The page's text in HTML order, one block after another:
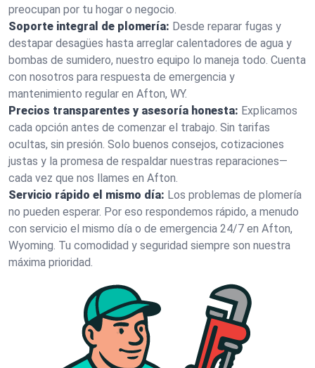
preocupan por tu hogar o negocio.
Soporte integral de plomería: Desde reparar fugas y
destapar desagües hasta arreglar calentadores de agua y
bombas de sumidero, nuestro equipo lo maneja todo. Cuenta
con nosotros para respuesta de emergencia y
mantenimiento regular en Afton, WY.
Precios transparentes y asesoría honesta: Explicamos
cada opción antes de comenzar el trabajo. Sin tarifas
ocultas, sin presión. Solo buenos consejos, cotizaciones
justas y la promesa de respaldar nuestras reparaciones—
cada vez que nos llames en Afton.
Servicio rápido el mismo día: Los problemas de plomería
no pueden esperar. Por eso respondemos rápido, a menudo
con servicio el mismo día o de emergencia 24/7 en Afton,
Wyoming. Tu comodidad y seguridad siempre son nuestra
máxima prioridad.